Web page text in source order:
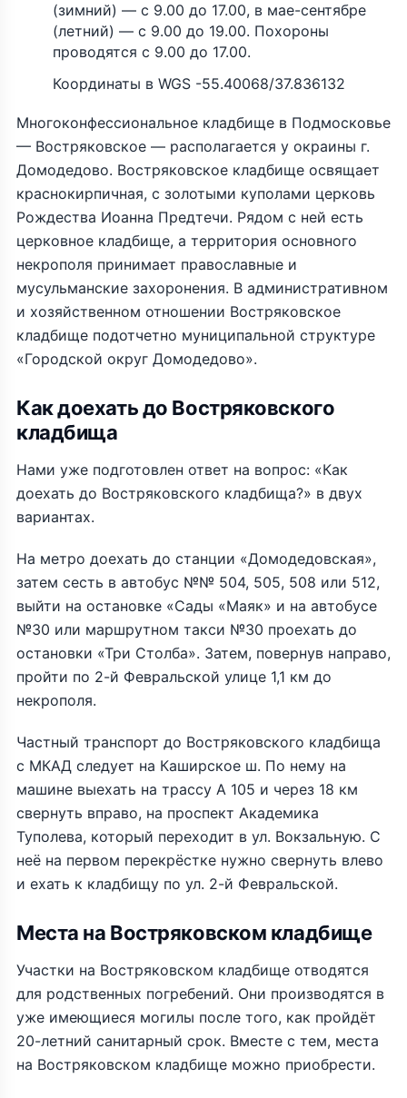
(зимний) — с 9.00 до 17.00, в мае-сентябре
(летний) — с 9.00 до 19.00. Похороны
проводятся с 9.00 до 17.00.
Координаты в WGS -55.40068/37.836132
Многоконфессиональное кладбище в Подмосковье
— Востряковское — располагается у окраины г.
Домодедово. Востряковское кладбище освящает
краснокирпичная, с золотыми куполами церковь
Рождества Иоанна Предтечи. Рядом с ней есть
церковное кладбище, а территория основного
некрополя принимает православные и
мусульманские захоронения. В административном
и хозяйственном отношении Востряковское
кладбище подотчетно муниципальной структуре
«Городской округ Домодедово».
Как доехать до Востряковского
кладбища
Нами уже подготовлен ответ на вопрос: «Как
доехать до Востряковского кладбища?» в двух
вариантах.
На метро доехать до станции «Домодедовская»,
затем сесть в автобус №№ 504, 505, 508 или 512,
выйти на остановке «Сады «Маяк» и на автобусе
№30 или маршрутном такси №30 проехать до
остановки «Три Столба». Затем, повернув направо,
пройти по 2-й Февральской улице 1,1 км до
некрополя.
Частный транспорт до Востряковского кладбища
с МКАД следует на Каширское ш. По нему на
машине выехать на трассу А 105 и через 18 км
свернуть вправо, на проспект Академика
Туполева, который переходит в ул. Вокзальную. С
неё на первом перекрёстке нужно свернуть влево
и ехать к кладбищу по ул. 2-й Февральской.
Места на Востряковском кладбище
Участки на Востряковском кладбище отводятся
для родственных погребений. Они производятся в
уже имеющиеся могилы после того, как пройдёт
20-летний санитарный срок. Вместе с тем, места
на Востряковском кладбище можно приобрести.